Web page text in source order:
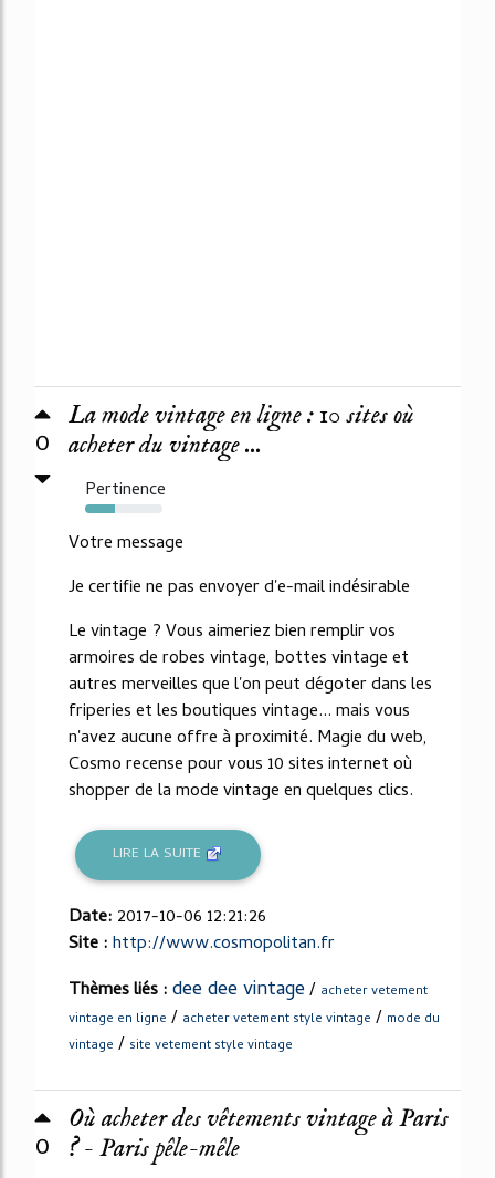
0
La mode vintage en ligne : 10 sites où
acheter du vintage ...
Pertinence
39%
Votre message
Je certifie ne pas envoyer d'e-mail indésirable
Le vintage ? Vous aimeriez bien remplir vos
armoires de robes vintage, bottes vintage et
autres merveilles que l'on peut dégoter dans les
friperies et les boutiques vintage... mais vous
n'avez aucune offre à proximité. Magie du web,
Cosmo recense pour vous 10 sites internet où
shopper de la mode vintage en quelques clics.
LIRE LA SUITE
Date: 2017-10-06 12:21:26
Site :http://www.cosmopolitan.fr
Thèmes liés :dee dee vintage/ acheter vetement
vintage en ligne / acheter vetement style vintage / mode du
vintage / site vetement style vintage
0
Où acheter des vêtements vintage à Paris
? - Paris pêle-mêle